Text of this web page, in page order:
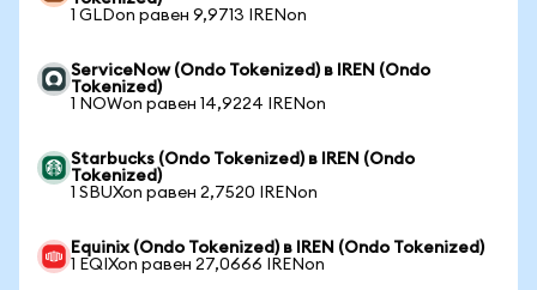
1 GLDon равен 9,9713 IRENon
ServiceNow (Ondo Tokenized) в IREN (Ondo
Tokenized)
1 NOWon равен 14,9224 IRENon
Starbucks (Ondo Tokenized) в IREN (Ondo
Tokenized)
1 SBUXon равен 2,7520 IRENon
Equinix (Ondo Tokenized) в IREN (Ondo Tokenized)
1 EQIXon равен 27,0666 IRENon